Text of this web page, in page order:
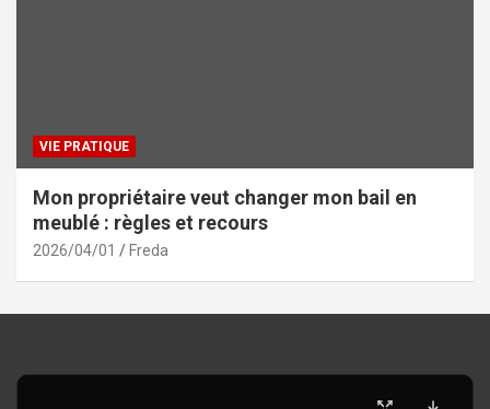
VIE PRATIQUE
Mon propriétaire veut changer mon bail en
meublé : règles et recours
2026/04/01 Freda